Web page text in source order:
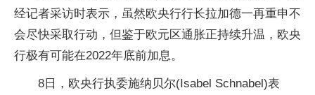
经记者采访时表示，虽然欧央行行长拉加德一再重申不
会尽快采取行动，但鉴于欧元区通胀正持续升温，欧央
行极有可能在2022年底前加息。
8日，欧央行执委施纳贝尔(Isabel Schnabel)表